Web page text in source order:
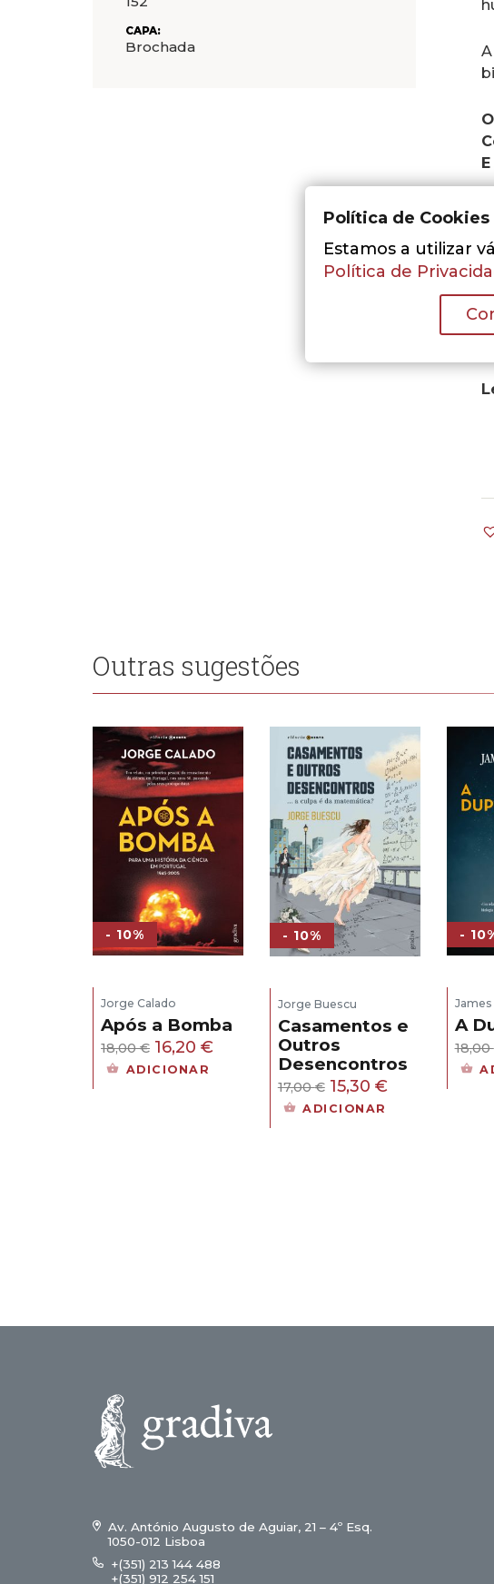
CAPA:
Brochada
Outras sugestões
- 10%
Jorge Calado
Após a Bomba
18,00€ O
preço
16,20 €
ADICIONAR
- 10%
Jorge Buescu
Casamentos e
Outros
Desencontros
17,00€ O
preço
15,30 €O
ADICIONAR
-
A
18,00
Av. António Augusto de Aguiar, 21 – 4º Esq.
1050-012 Lisboa
+(351) 213 144 488
+(351) 912 254 151
Política de
Estamos a utilizar
Política de